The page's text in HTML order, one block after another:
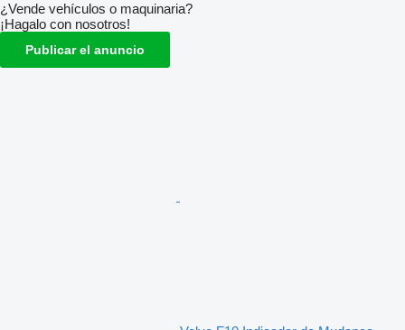
¿Vende vehículos o maquinaria?
¡Hagalo con nosotros!
Publicar el anuncio